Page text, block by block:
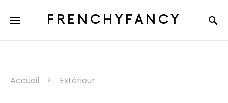
FRENCHYFANCY
Accueil Extérieur